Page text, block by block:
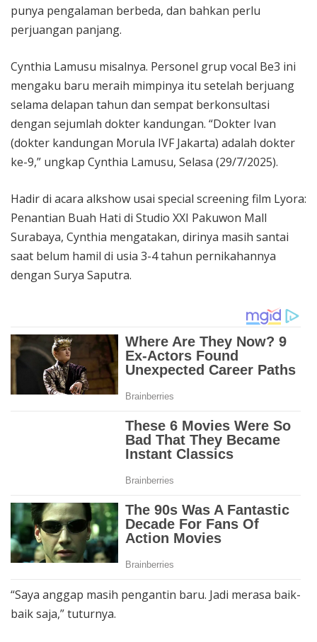
punya pengalaman berbeda, dan bahkan perlu
perjuangan panjang.
Cynthia Lamusu misalnya. Personel grup vocal Be3 ini
mengaku baru meraih mimpinya itu setelah berjuang
selama delapan tahun dan sempat berkonsultasi
dengan sejumlah dokter kandungan. “Dokter Ivan
(dokter kandungan Morula IVF Jakarta) adalah dokter
ke-9,” ungkap Cynthia Lamusu, Selasa (29/7/2025).
Hadir di acara alkshow usai special screening film Lyora:
Penantian Buah Hati di Studio XXI Pakuwon Mall
Surabaya, Cynthia mengatakan, dirinya masih santai
saat belum hamil di usia 3-4 tahun pernikahannya
dengan Surya Saputra.
“Saya anggap masih pengantin baru. Jadi merasa baik-
baik saja,” tuturnya.